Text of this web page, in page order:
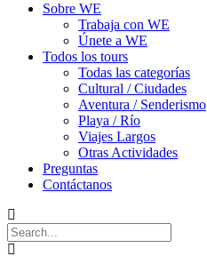
Sobre WE
Trabaja con WE
Únete a WE
Todos los tours
Todas las categorías
Cultural / Ciudades
Aventura / Senderismo
Playa / Río
Viajes Largos
Otras Actividades
Preguntas
Contáctanos